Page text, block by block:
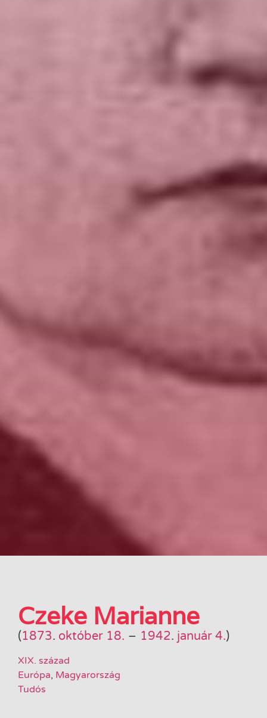
Czeke Marianne
(1873. október 18. – 1942. január 4.)
XIX. század
Európa, Magyarország
Tudós